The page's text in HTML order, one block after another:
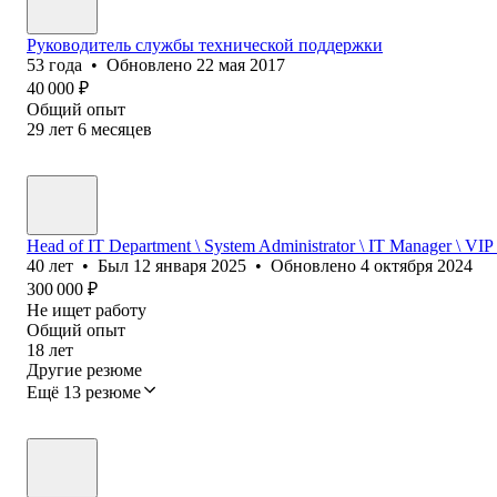
Руководитель службы технической поддержки
53 года • Обновлено 22 мая 2017
40 000 ₽
Общий опыт
29 лет 6 месяцев
Head of IT Department \ System Administrator \ IT Manager \ VIP
40 лет • Был 12 января 2025 • Обновлено 4 октября 2024
300 000 ₽
Не ищет работу
Общий опыт
18 лет
Другие резюме
Ещё 13 резюме